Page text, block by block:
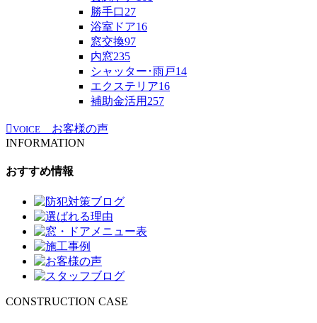
勝手口27
浴室ドア16
窓交換97
内窓235
シャッター･雨戸14
エクステリア16
補助金活用 257
VOICE
お客様の声
INFORMATION
おすすめ情報
CONSTRUCTION CASE